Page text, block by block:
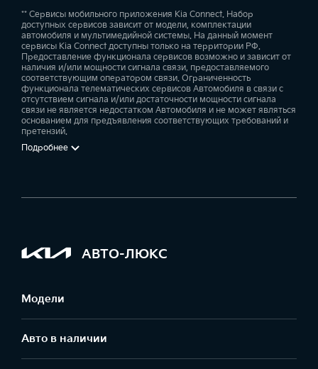
** Сервисы мобильного приложения Kia Connect. Набор
доступных сервисов зависит от модели, комплектации
автомобиля и мультимедийной системы. На данный момент
сервисы Kia Connect доступны только на территории РФ.
Предоставление функционала сервисов возможно и зависит от
наличия и/или мощности сигнала связи, предоставляемого
соответствующим оператором связи. Ограниченность
функционала телематических сервисов Автомобиля в связи с
отсутствием сигнала и/или достаточности мощности сигнала
связи не является недостатком Автомобиля и не может являться
основанием для предъявления соответствующих требований и
претензий.
Подробнее
АВТО-ЛЮКС
Модели
Авто в наличии